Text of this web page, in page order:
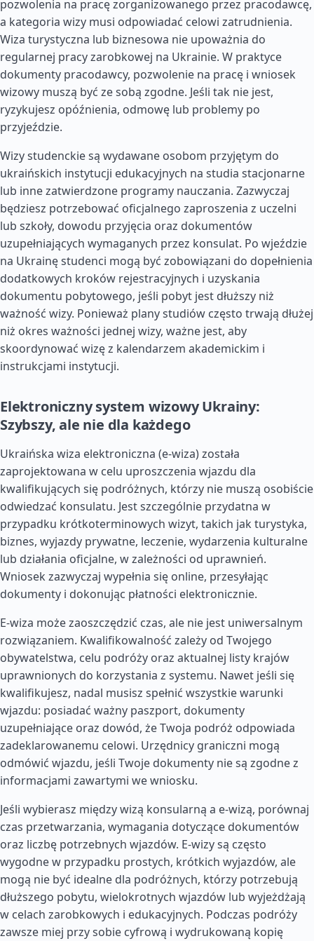
pozwolenia na pracę zorganizowanego przez pracodawcę,
a kategoria wizy musi odpowiadać celowi zatrudnienia.
Wiza turystyczna lub biznesowa nie upoważnia do
regularnej pracy zarobkowej na Ukrainie. W praktyce
dokumenty pracodawcy, pozwolenie na pracę i wniosek
wizowy muszą być ze sobą zgodne. Jeśli tak nie jest,
ryzykujesz opóźnienia, odmowę lub problemy po
przyjeździe.
Wizy studenckie są wydawane osobom przyjętym do
ukraińskich instytucji edukacyjnych na studia stacjonarne
lub inne zatwierdzone programy nauczania. Zazwyczaj
będziesz potrzebować oficjalnego zaproszenia z uczelni
lub szkoły, dowodu przyjęcia oraz dokumentów
uzupełniających wymaganych przez konsulat. Po wjeździe
na Ukrainę studenci mogą być zobowiązani do dopełnienia
dodatkowych kroków rejestracyjnych i uzyskania
dokumentu pobytowego, jeśli pobyt jest dłuższy niż
ważność wizy. Ponieważ plany studiów często trwają dłużej
niż okres ważności jednej wizy, ważne jest, aby
skoordynować wizę z kalendarzem akademickim i
instrukcjami instytucji.
Elektroniczny system wizowy Ukrainy:
Szybszy, ale nie dla każdego
Ukraińska wiza elektroniczna (e-wiza) została
zaprojektowana w celu uproszczenia wjazdu dla
kwalifikujących się podróżnych, którzy nie muszą osobiście
odwiedzać konsulatu. Jest szczególnie przydatna w
przypadku krótkoterminowych wizyt, takich jak turystyka,
biznes, wyjazdy prywatne, leczenie, wydarzenia kulturalne
lub działania oficjalne, w zależności od uprawnień.
Wniosek zazwyczaj wypełnia się online, przesyłając
dokumenty i dokonując płatności elektronicznie.
E-wiza może zaoszczędzić czas, ale nie jest uniwersalnym
rozwiązaniem. Kwalifikowalność zależy od Twojego
obywatelstwa, celu podróży oraz aktualnej listy krajów
uprawnionych do korzystania z systemu. Nawet jeśli się
kwalifikujesz, nadal musisz spełnić wszystkie warunki
wjazdu: posiadać ważny paszport, dokumenty
uzupełniające oraz dowód, że Twoja podróż odpowiada
zadeklarowanemu celowi. Urzędnicy graniczni mogą
odmówić wjazdu, jeśli Twoje dokumenty nie są zgodne z
informacjami zawartymi we wniosku.
Jeśli wybierasz między wizą konsularną a e-wizą, porównaj
czas przetwarzania, wymagania dotyczące dokumentów
oraz liczbę potrzebnych wjazdów. E-wizy są często
wygodne w przypadku prostych, krótkich wyjazdów, ale
mogą nie być idealne dla podróżnych, którzy potrzebują
dłuższego pobytu, wielokrotnych wjazdów lub wyjeżdżają
w celach zarobkowych i edukacyjnych. Podczas podróży
zawsze miej przy sobie cyfrową i wydrukowaną kopię